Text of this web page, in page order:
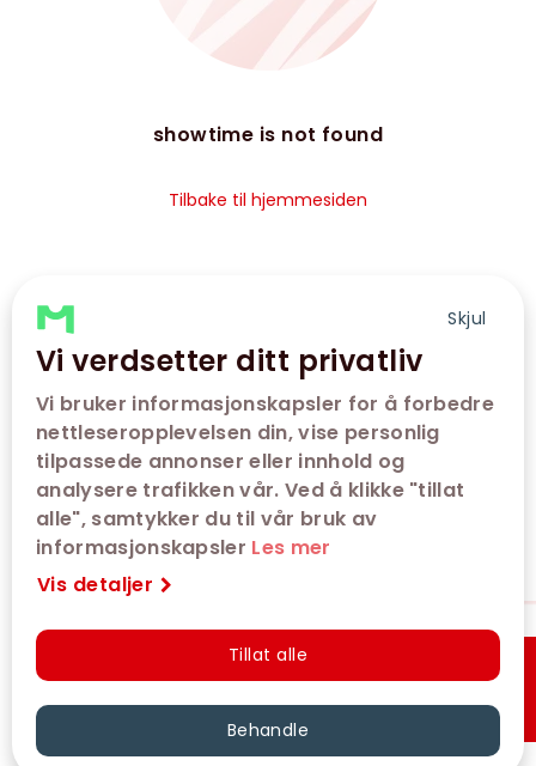
Skjul
Vi verdsetter ditt privatliv
Vi bruker informasjonskapsler for å forbedre
nettleseropplevelsen din, vise personlig
tilpassede annonser eller innhold og
analysere trafikken vår. Ved å klikke "tillat
alle", samtykker du til vår bruk av
informasjonskapsler Les mer
Vis detaljer
Tillat alle
Behandle
showtime is not found
Tilbake til hjemmesiden
Hurtigkjøp